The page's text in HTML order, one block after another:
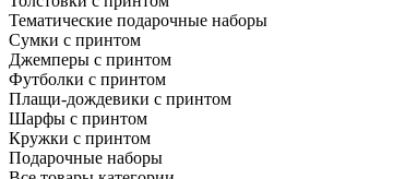
Тематические подарочные наборы
Сумки с принтом
Джемперы с принтом
Футболки с принтом
Плащи-дождевики с принтом
Шарфы с принтом
Кружки с принтом
Подарочные наборы